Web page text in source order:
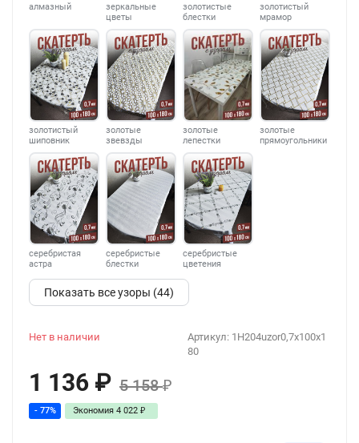
алмазный
зеркальные
цветы
золотистые
блестки
золотистый
мрамор
золотистый
шиповник
золотые
звевзды
золотые
лепестки
золотые
прямоугольники
серебристая
астра
серебристые
блестки
серебристые
цветения
Показать все узоры (44)
Артикул: 1H204uzor0,7x100x1
80
Нет в наличии
1 136 ₽ 5 158₽
- 77% Экономия 4 022 ₽